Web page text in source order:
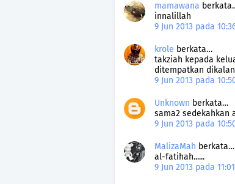
mamawana
innalillah
9 Jun 2013 pada
krole berkata…
takziah kepada
ditempatkan
9 Jun 2013 pada
Unknown berkata…
sama2 sedekahkan
9 Jun 2013 pada
MalizaMah berkata…
al-fatihah......
9 Jun 2013 pada 11:01